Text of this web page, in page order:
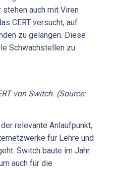
auch mit Viren
CERT versucht, auf
zu gelangen. Diese
Schwachstellen zu
von Switch. (Source:
relevante Anlaufpunkt,
für Lehre und
Switch baute im Jahr
auch für die